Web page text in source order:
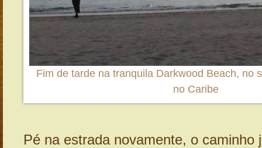
Fim de tarde na tranquila Darkwood Beach, no
no Caribe
Pé na estrada novamente, o caminho